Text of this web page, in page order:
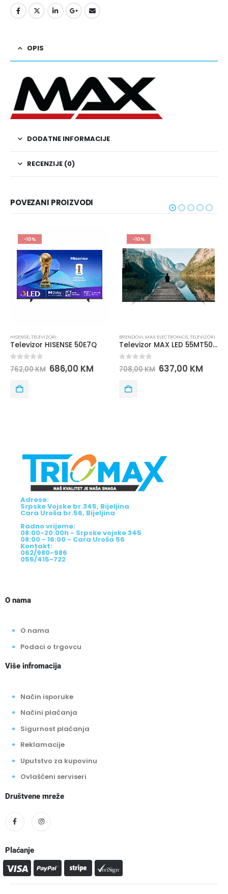
OPIS
DODATNE INFORMACIJE
RECENZIJE (0)
POVEZANI PROIZVODI
-10%
HISENSE,TELEVIZORI
Televizor HISENSE 50E7Q
out of 5
762,00KM 686,00 KM
-10%
BRENDOVI, MAX ELECTRONICS,TELEVIZORI
Televizor MAX LED 55MT505 SMART
out of 5
708,00KM 637,00 KM
Adrese:
Srpske Vojske br.345, Bijeljina
Cara Uroša br.56, Bijeljina
Radno vrijeme:
08:00-20:00h - Srpske vojske 345
08:00 - 16:00 - Cara Uroša 56
Kontakt:
062/980-986
055/415-722
O nama
O nama
Podaci o trgovcu
Više infromacija
Način isporuke
Načini plaćanja
Sigurnost plaćanja
Reklamacije
Uputstvo za kupovinu
Ovlašćeni serviseri
Društvene mreže
Plaćanje